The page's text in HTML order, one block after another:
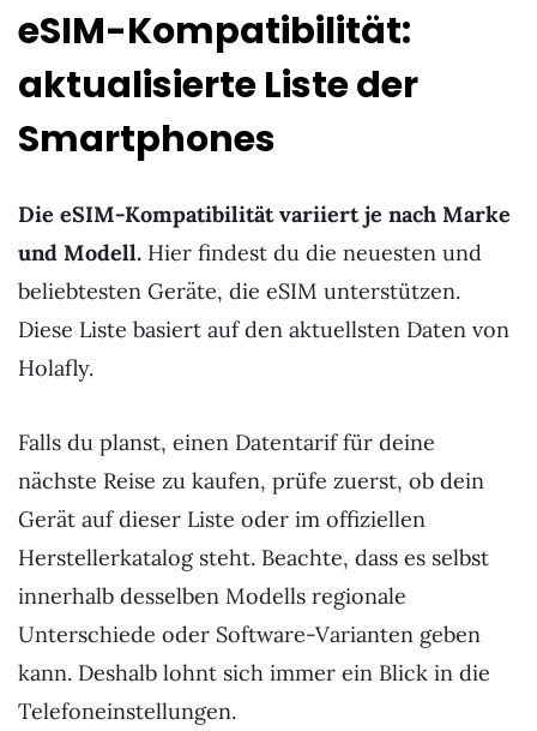
eSIM-Kompatibilität:
aktualisierte Liste der
Smartphones
Die eSIM-Kompatibilität variiert je nach Marke
und Modell. Hier findest du die neuesten und
beliebtesten Geräte, die eSIM unterstützen.
Diese Liste basiert auf den aktuellsten Daten von
Holafly.
Falls du planst, einen Datentarif für deine
nächste Reise zu kaufen, prüfe zuerst, ob dein
Gerät auf dieser Liste oder im offiziellen
Herstellerkatalog steht. Beachte, dass es selbst
innerhalb desselben Modells regionale
Unterschiede oder Software-Varianten geben
kann. Deshalb lohnt sich immer ein Blick in die
Telefoneinstellungen.